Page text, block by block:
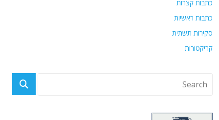
כתבות קצרות
כתבות ראשיות
סקירות תשתית
קריקטורות